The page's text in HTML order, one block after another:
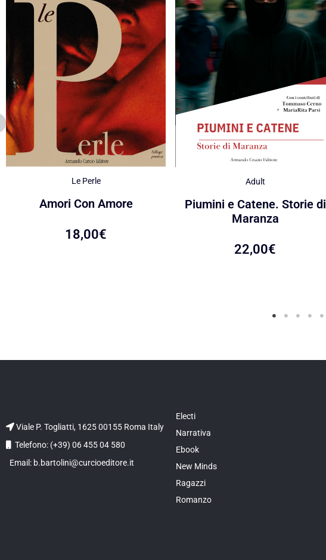
Le Perle
Amori Con Amore
18,00€
Adult
Piumini e Catene. Storie di
Maranza
22,00€
Viale P. Togliatti, 1625 00155 Roma Italy
Telefono: (+39) 06 455 04 580
Email: b.bartolini@curcioeditore.it
Electi
Narrativa
Ebook
New Minds
Ragazzi
Romanzo